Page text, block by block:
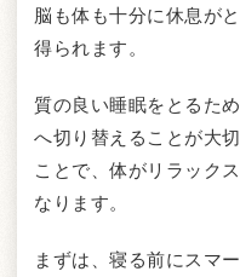
脳も体も十分に休息が
得られます。
質の良い睡眠をとるた
へ切り替えることが大
ことで、体がリラック
なります。
まずは、寝る前にスマ